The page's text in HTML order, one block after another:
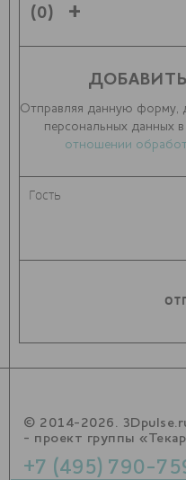
(0)
Отправляя данную форму,
персональных данных в
отношении
© 2014-2026.
- проект группы
+7 (495) 790-